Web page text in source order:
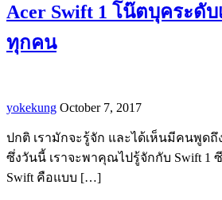
Acer Swift 1 โน๊ตบุคระดั
ทุกคน
yokekung October 7, 2017
ปกติ เรามักจะรู้จัก และได้เห็นมีคนพูดถึง
ซึ่งวันนี้ เราจะพาคุณไปรู้จักกับ Swift 1
Swift คือแบบ […]